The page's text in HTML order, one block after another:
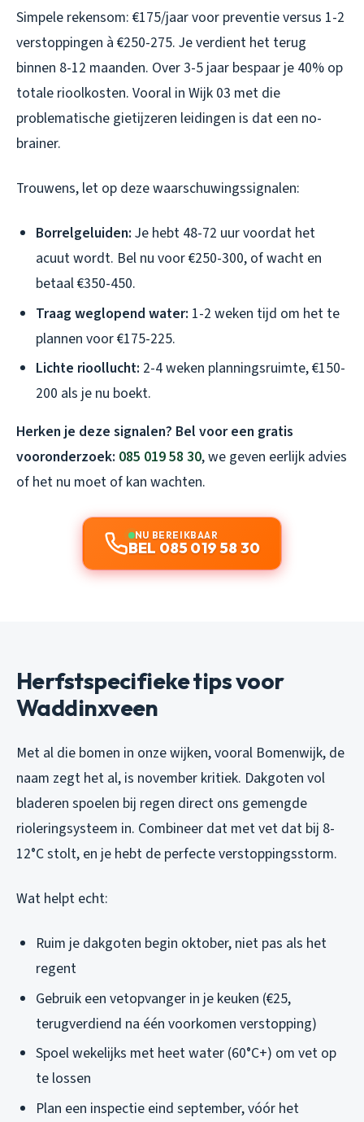
Simpele rekensom: €175/jaar voor preventie versus 1-2
verstoppingen à €250-275. Je verdient het terug
binnen 8-12 maanden. Over 3-5 jaar bespaar je 40% op
totale rioolkosten. Vooral in Wijk 03 met die
problematische gietijzeren leidingen is dat een no-
brainer.
Trouwens, let op deze waarschuwingssignalen:
Borrelgeluiden: Je hebt 48-72 uur voordat het
acuut wordt. Bel nu voor €250-300, of wacht en
betaal €350-450.
Traag weglopend water: 1-2 weken tijd om het te
plannen voor €175-225.
Lichte rioollucht: 2-4 weken planningsruimte, €150-
200 als je nu boekt.
Herken je deze signalen? Bel voor een gratis
vooronderzoek: 085 019 58 30, we geven eerlijk advies
of het nu moet of kan wachten.
NU BEREIKBAAR
BEL 085 019 58 30
Herfstspecifieke tips voor
Waddinxveen
Met al die bomen in onze wijken, vooral Bomenwijk, de
naam zegt het al, is november kritiek. Dakgoten vol
bladeren spoelen bij regen direct ons gemengde
rioleringsysteem in. Combineer dat met vet dat bij 8-
12°C stolt, en je hebt de perfecte verstoppingsstorm.
Wat helpt echt:
Ruim je dakgoten begin oktober, niet pas als het
regent
Gebruik een vetopvanger in je keuken (€25,
terugverdiend na één voorkomen verstopping)
Spoel wekelijks met heet water (60°C+) om vet op
te lossen
Plan een inspectie eind september, vóór het